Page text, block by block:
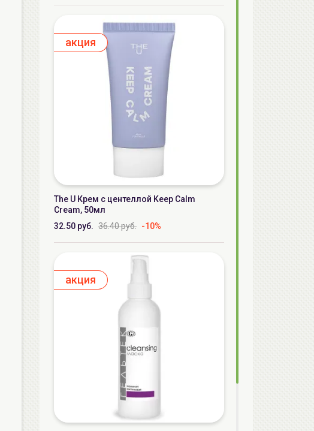
aкция
The U Крем с центеллой Keep Calm
Cream, 50мл
32.50 руб. 36.40 руб. -10%
aкция